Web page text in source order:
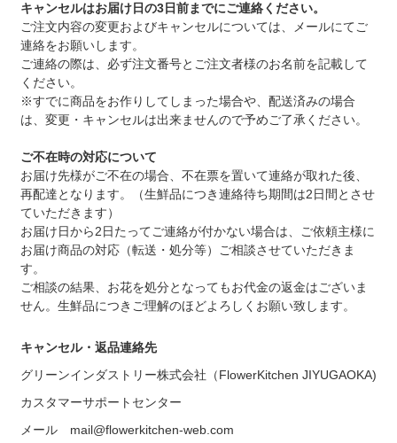
キャンセルはお届け日の3日前までにご連絡ください。
ご注文内容の変更およびキャンセルについては、メールにてご
連絡をお願いします。
ご連絡の際は、必ず注文番号とご注文者様のお名前を記載して
ください。
※すでに商品をお作りしてしまった場合や、配送済みの場合
は、変更・キャンセルは出来ませんので予めご了承ください。
ご不在時の対応について
お届け先様がご不在の場合、不在票を置いて連絡が取れた後、
再配達となります。（生鮮品につき連絡待ち期間は2日間とさせ
ていただきます）
お届け日から2日たってご連絡が付かない場合は、ご依頼主様に
お届け商品の対応（転送・処分等）ご相談させていただきま
す。
ご相談の結果、お花を処分となってもお代金の返金はございま
せん。生鮮品につきご理解のほどよろしくお願い致します。
キャンセル・返品連絡先
グリーンインダストリー株式会社（FlowerKitchen JIYUGAOKA)
カスタマーサポートセンター
メール mail@flowerkitchen-web.com